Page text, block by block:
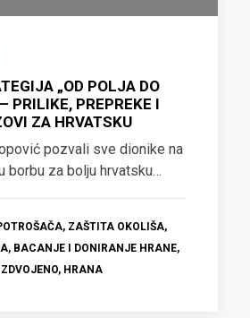
„OD POLJA DO
PRILIKE, PREPREKE I
ZA HRVATSKU
pozvali sve dionike na
borbu za bolju hrvatsku…
, ZAŠTITA OKOLIŠA,
, BACANJE I DONIRANJE HRANE,
IZDVOJENO, HRANA